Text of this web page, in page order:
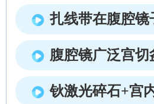
扎线带在腹腔
腹腔镜广泛宫切
钬激光碎石+宫